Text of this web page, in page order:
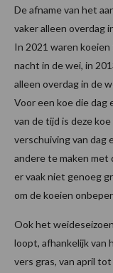
De afname van het
vaker alleen overdag
In 2021 waren
nacht in de wei, in
alleen overdag in de
Voor een koe die dag
van de tijd is deze
verschuiving van dag
andere te maken
er vaak niet genoeg
om de koeien
Ook het
loopt, afhankelijk van
vers gras, van april